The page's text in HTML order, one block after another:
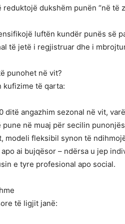
dukshëm punën “në të
luftën kundër punës së
të jetë i regjistruar dhe i
punohet në vit?
kufizime të qarta:
ditë angazhim sezonal në vit,
pune në muaj për secilin
modeli fleksibil synon të
ai bujqësor – ndërsa u jep
e tyre profesional apo social.
të ligjit janë: